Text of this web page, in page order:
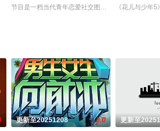
艺的3.0时代，升级加速阵容、加速主题、加速科
节目是一档当代青年恋爱社交图鉴真人秀节目，由
《花儿与少年
更新至20251208 2.0 更新至